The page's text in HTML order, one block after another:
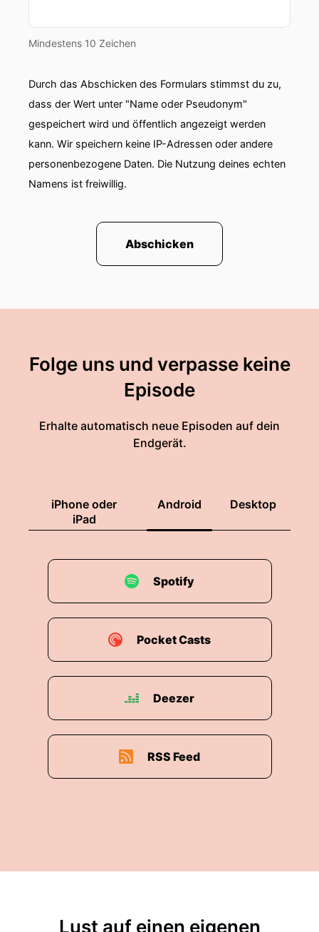
Mindestens 10 Zeichen
Durch das Abschicken des Formulars stimmst du zu,
dass der Wert unter "Name oder Pseudonym"
gespeichert wird und öffentlich angezeigt werden
kann. Wir speichern keine IP-Adressen oder andere
personenbezogene Daten. Die Nutzung deines echten
Namens ist freiwillig.
Abschicken
Folge uns und verpasse keine
Episode
Erhalte automatisch neue Episoden auf dein
Endgerät.
iPhone oder
iPad
Android Desktop
Spotify
Pocket Casts
Deezer
RSS Feed
Lust auf einen eigenen